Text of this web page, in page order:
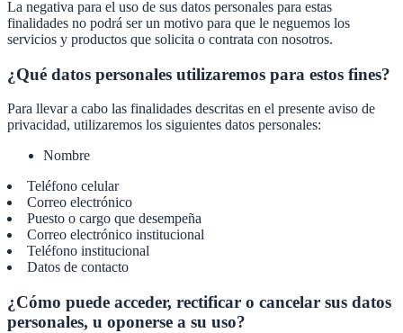
La negativa para el uso de sus datos personales para estas
finalidades no podrá ser un motivo para que le neguemos los
servicios y productos que solicita o contrata con nosotros.
¿Qué datos personales utilizaremos para estos fines?
Para llevar a cabo las finalidades descritas en el presente aviso de
privacidad, utilizaremos los siguientes datos personales:
Nombre
Teléfono celular
Correo electrónico
Puesto o cargo que desempeña
Correo electrónico institucional
Teléfono institucional
Datos de contacto
¿Cómo puede acceder, rectificar o cancelar sus datos
personales, u oponerse a su uso?